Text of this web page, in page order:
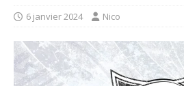
6 janvier 2024 Nico